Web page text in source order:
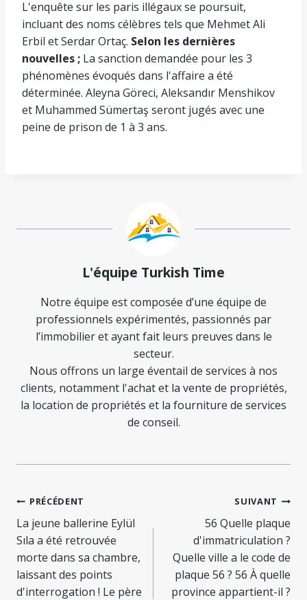
L'enquête sur les paris illégaux se poursuit,
incluant des noms célèbres tels que Mehmet Ali
Erbil et Serdar Ortaç. Selon les dernières
nouvelles ; La sanction demandée pour les 3
phénomènes évoqués dans l'affaire a été
déterminée. Aleyna Göreci, Aleksandır Menshikov
et Muhammed Sümertaş seront jugés avec une
peine de prison de 1 à 3 ans.
L'équipe Turkish Time
Notre équipe est composée d’une équipe de
professionnels expérimentés, passionnés par
l’immobilier et ayant fait leurs preuves dans le
secteur.
Nous offrons un large éventail de services à nos
clients, notamment l'achat et la vente de propriétés,
la location de propriétés et la fourniture de services
de conseil.
Navigation
de
l’article
PRÉCÉDENT
La jeune ballerine Eylül
Sıla a été retrouvée
morte dans sa chambre,
laissant des points
d'interrogation ! Le père
SUIVANT
56 Quelle plaque
d'immatriculation ?
Quelle ville a le code de
plaque 56 ? 56 À quelle
province appartient-il ?